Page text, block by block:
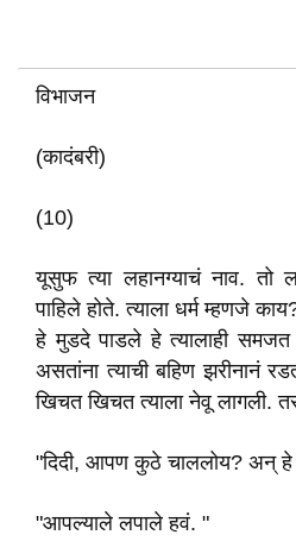
विभाजन
(कादंबरी)
(10)
यूसुफ त्या लहानग्याचं नाव. तो
पाहिले होते. त्याला धर्म म्हणजे
हे मुडदे पाडले हे त्यालाही समजत
असतांना त्याची बहिण झरीनानं
खिचत खिचत त्याला नेवू लागली.
"दिदी, आपण कुठे चाललोय? अन्
"आपल्याले लपाले हवं. "